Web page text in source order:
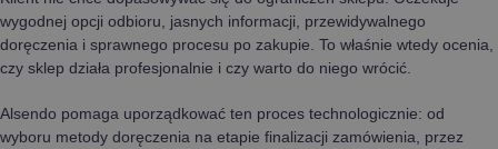
wygodnej opcji odbioru, jasnych informacji, przewidywalnego
doręczenia i sprawnego procesu po zakupie. To właśnie wtedy ocenia,
czy sklep działa profesjonalnie i czy warto do niego wrócić.
Alsendo pomaga uporządkować ten proces technologicznie: od
wyboru metody doręczenia na etapie finalizacji zamówienia, przez